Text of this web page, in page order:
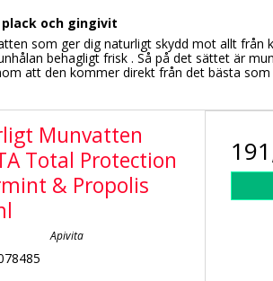
och gingivit
som ger dig naturligt skydd mot allt från
behagligt frisk . Så på det sättet är
att den kommer direkt från det bästa
Munvatten
Total Protection
& Propolis
Apivita